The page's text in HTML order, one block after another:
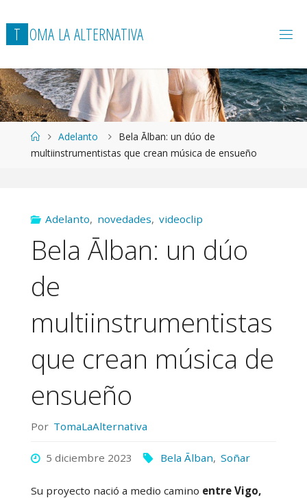
T OMA LAALTERNATIVA
Página
de
Adelanto
Bela Ālban: un dúo de
multiinstrumentistas que crean música de ensueño
Adelanto, novedades, videoclip
Bela Ālban: un dúo
de
multiinstrumentistas
que crean música de
ensueño
Por TomaLaAlternativa
5 diciembre 2023 Bela Ālban, Soñar
Su proyecto nació a medio camino entre Vigo,